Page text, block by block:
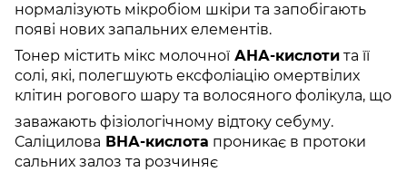
нормалізують мікробіом шкіри та запобігають
появі нових запальних елементів.
Тонер містить мікс молочної АНА-кислоти та її
солі, які, полегшують ексфоліацію омертвілих
клітин рогового шару та волосяного фолікула, що
заважають фізіологічному відтоку себуму.
Саліцилова ВНА-кислота проникає в протоки
сальних залоз та розчиняє